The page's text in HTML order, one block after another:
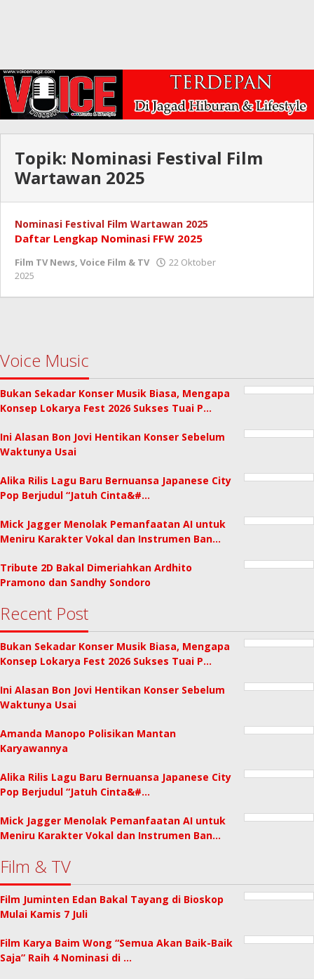
Topik: Nominasi Festival Film
Wartawan 2025
Nominasi Festival Film Wartawan 2025
Daftar Lengkap Nominasi FFW 2025
Film TV News, Voice Film & TV
22 Oktober
2025
Voice Music
Bukan Sekadar Konser Musik Biasa, Mengapa
Konsep Lokarya Fest 2026 Sukses Tuai P…
Ini Alasan Bon Jovi Hentikan Konser Sebelum
Waktunya Usai
Alika Rilis Lagu Baru Bernuansa Japanese City
Pop Berjudul “Jatuh Cinta&#…
Mick Jagger Menolak Pemanfaatan AI untuk
Meniru Karakter Vokal dan Instrumen Ban…
Tribute 2D Bakal Dimeriahkan Ardhito
Pramono dan Sandhy Sondoro
Recent Post
Bukan Sekadar Konser Musik Biasa, Mengapa
Konsep Lokarya Fest 2026 Sukses Tuai P…
Ini Alasan Bon Jovi Hentikan Konser Sebelum
Waktunya Usai
Amanda Manopo Polisikan Mantan
Karyawannya
Alika Rilis Lagu Baru Bernuansa Japanese City
Pop Berjudul “Jatuh Cinta&#…
Mick Jagger Menolak Pemanfaatan AI untuk
Meniru Karakter Vokal dan Instrumen Ban…
Film & TV
Film Juminten Edan Bakal Tayang di Bioskop
Mulai Kamis 7 Juli
Film Karya Baim Wong “Semua Akan Baik-Baik
Saja” Raih 4 Nominasi di …